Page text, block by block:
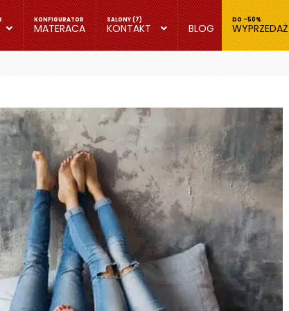
MATERACA KONTAKT BLOG WYPRZEDAŻ